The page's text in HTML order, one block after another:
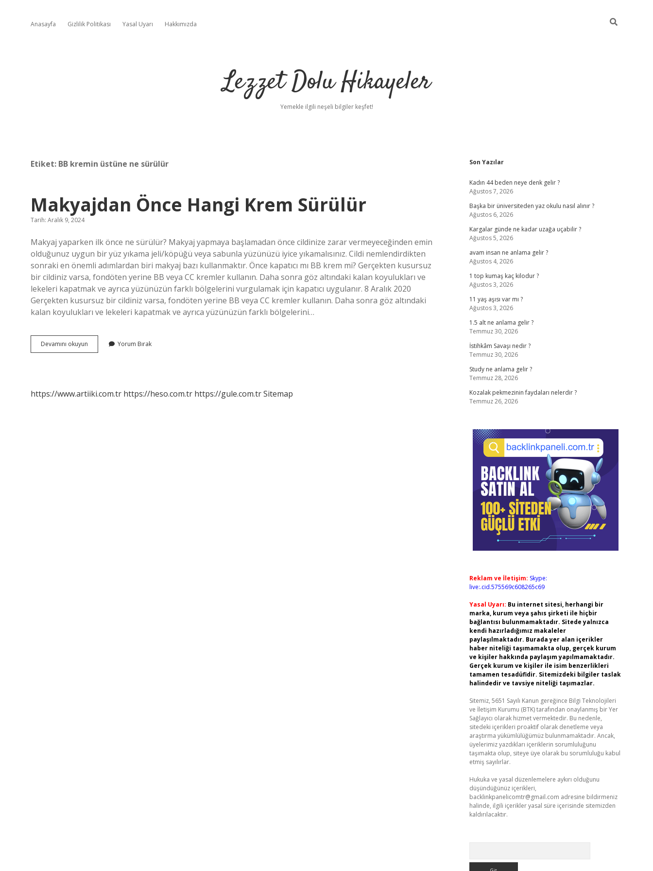
Anasayfa Gizlilik Politikası Yasal Uyarı Hakkımızda
Lezzet Dolu Hikayeler
Yemekle ilgili neşeli bilgiler keşfet!
Etiket: BB kremin üstüne ne sürülür
Makyajdan Önce Hangi Krem Sürülür
Tarih: Aralık 9, 2024
Makyaj yaparken ilk önce ne sürülür? Makyaj yapmaya başlamadan önce cildinize zarar vermeyeceğinden emin
olduğunuz uygun bir yüz yıkama jeli/köpüğü veya sabunla yüzünüzü iyice yıkamalısınız. Cildi nemlendirdikten
sonraki en önemli adımlardan biri makyaj bazı kullanmaktır. Önce kapatıcı mı BB krem mi? Gerçekten kusursuz
bir cildiniz varsa, fondöten yerine BB veya CC kremler kullanın. Daha sonra göz altındaki kalan koyulukları ve
lekeleri kapatmak ve ayrıca yüzünüzün farklı bölgelerini vurgulamak için kapatıcı uygulanır. 8 Aralık 2020
Gerçekten kusursuz bir cildiniz varsa, fondöten yerine BB veya CC kremler kullanın. Daha sonra göz altındaki
kalan koyulukları ve lekeleri kapatmak ve ayrıca yüzünüzün farklı bölgelerini…
Devamını okuyun Makyajdan
Önce
Yorum Bırak
https://www.artiiki.com.tr https://heso.com.tr https://gule.com.trSitemap
Sidebar
Son Yazılar
Kadın 44 beden neye denk gelir ?
Ağustos 7, 2026
Başka bir üniversiteden yaz okulu nasıl alınır ?
Ağustos 6, 2026
Kargalar günde ne kadar uzağa uçabilir ?
Ağustos 5, 2026
avam insan ne anlama gelir ?
Ağustos 4, 2026
1 top kumaş kaç kilodur ?
Ağustos 3, 2026
11 yaş aşısı var mı ?
Ağustos 3, 2026
1.5 alt ne anlama gelir ?
Temmuz 30, 2026
İstihkâm Savaşı nedir ?
Temmuz 30, 2026
Study ne anlama gelir ?
Temmuz 28, 2026
Kozalak pekmezinin faydaları nelerdir ?
Temmuz 26, 2026
Reklam ve İletişim: Skype:
live:.cid.575569c608265c69
Yasal Uyarı: Bu internet sitesi, herhangi bir
marka, kurum veya şahıs şirketi ile hiçbir
bağlantısı bulunmamaktadır. Sitede yalnızca
kendi hazırladığımız makaleler
paylaşılmaktadır. Burada yer alan içerikler
haber niteliği taşımamakta olup, gerçek kurum
ve kişiler hakkında paylaşım yapılmamaktadır.
Gerçek kurum ve kişiler ile isim benzerlikleri
tamamen tesadüfidir. Sitemizdeki bilgiler taslak
halindedir ve tavsiye niteliği taşımazlar.
Sitemiz, 5651 Sayılı Kanun gereğince Bilgi Teknolojileri
ve İletişim Kurumu (BTK) tarafından onaylanmış bir Yer
Sağlayıcı olarak hizmet vermektedir. Bu nedenle,
sitedeki içerikleri proaktif olarak denetleme veya
araştırma yükümlülüğümüz bulunmamaktadır. Ancak,
üyelerimiz yazdıkları içeriklerin sorumluluğunu
taşımakta olup, siteye üye olarak bu sorumluluğu kabul
etmiş sayılırlar.
Hukuka ve yasal düzenlemelere aykırı olduğunu
düşündüğünüz içerikleri,
backlinkpanelicomtr@gmail.com adresine bildirmeniz
halinde, ilgili içerikler yasal süre içerisinde sitemizden
kaldırılacaktır.